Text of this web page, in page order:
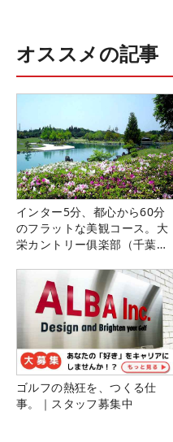
オススメの記事
インター5分、都心から60分
のフラットな美観コース。大
栄カントリー俱楽部（千葉
ゴルフの熱狂を、つくる仕
事。｜スタッフ募集中